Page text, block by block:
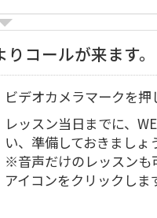
コールが来ます。
ビデオカメラマークを押
レッスン当日までに、
い、準備しておきましょ
※音声だけのレッスンも
アイコンをクリックしま